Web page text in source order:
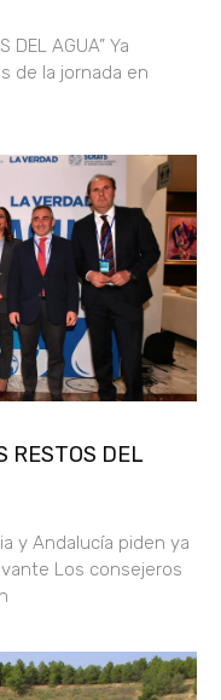
DEL AGUA” Ya
de la jornada en
RESTOS DEL
y Andalucía piden ya
Los consejeros